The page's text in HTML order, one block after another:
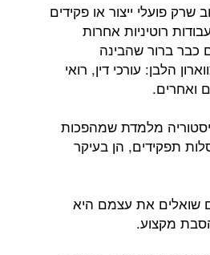
פועלי ייצור או פקידים
רוטיניות אחרות
כבר ברור שהבינה
הלבן: עורכי דין, רואי
ואחרים.
מלמדת שמהפכות
תפקידים, הן בעיקר
שואלים את עצמם היא
מקצוע.